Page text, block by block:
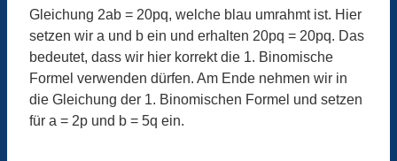
Gleichung 2ab = 20pq, welche blau umrahmt ist. Hier
setzen wir a und b ein und erhalten 20pq = 20pq. Das
bedeutet, dass wir hier korrekt die 1. Binomische
Formel verwenden dürfen. Am Ende nehmen wir in
die Gleichung der 1. Binomischen Formel und setzen
für a = 2p und b = 5q ein.